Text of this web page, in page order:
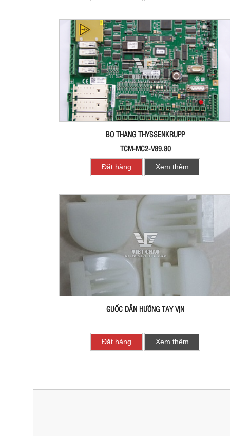
BO THANG THYSSENKRUPP
TCM-MC2-V89.80
Đặt hàng Xem thêm
GUỐC DẪN HƯỚNG TAY VỊN
Đặt hàng Xem thêm